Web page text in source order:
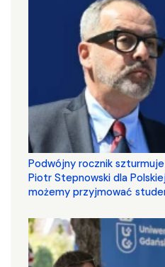
Podwójny rocznik
Piotr Stepnowski dla
możemy przyjmować